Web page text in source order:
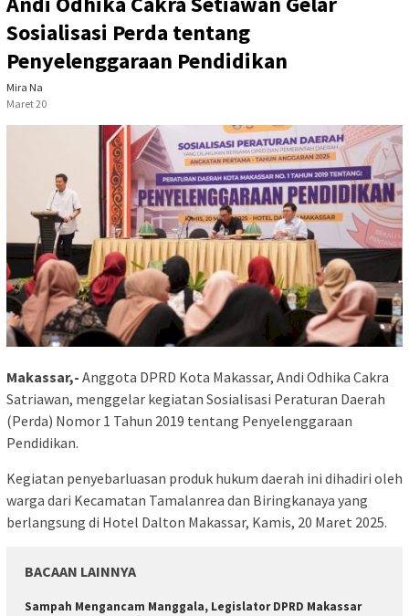
Sosialisasi Perda tentang
Penyelenggaraan Pendidikan
Mira Na
Maret 20
Makassar,- Anggota DPRD Kota Makassar, Andi Odhika Cakra
Satriawan, menggelar kegiatan Sosialisasi Peraturan Daerah
(Perda) Nomor 1 Tahun 2019 tentang Penyelenggaraan
Pendidikan.
Kegiatan penyebarluasan produk hukum daerah ini dihadiri oleh
warga dari Kecamatan Tamalanrea dan Biringkanaya yang
berlangsung di Hotel Dalton Makassar, Kamis, 20 Maret 2025.
BACAAN LAINNYA
Sampah Mengancam Manggala, Legislator DPRD Makassar